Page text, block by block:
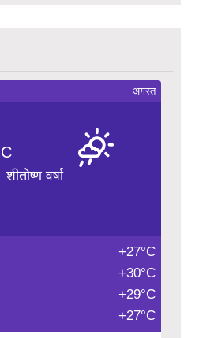
अगस्त
C
शीतोष्ण वर्षा
+27°C
+30°C
+29°C
+27°C